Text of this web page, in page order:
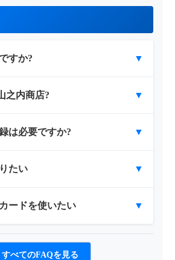
すか? ▼
之内商店? ▼
は必要ですか? ▼
たい ▼
ードを使いたい ▼
すべてのFAQを見る